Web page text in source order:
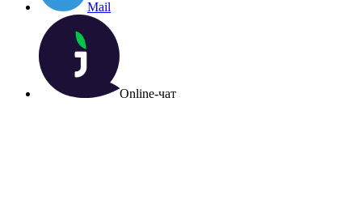
Mail
Online-чат